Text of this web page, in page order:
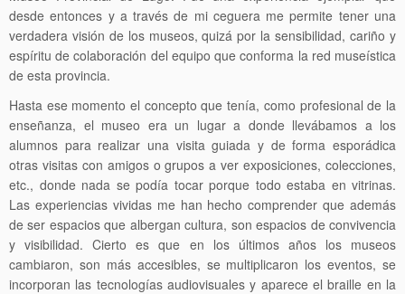
desde entonces y a través de mi ceguera me permite tener una
verdadera visión de los museos, quizá por la sensibilidad, cariño y
espíritu de colaboración del equipo que conforma la red museística
de esta provincia.
Hasta ese momento el concepto que tenía, como profesional de la
enseñanza, el museo era un lugar a donde llevábamos a los
alumnos para realizar una visita guiada y de forma esporádica
otras visitas con amigos o grupos a ver exposiciones, colecciones,
etc., donde nada se podía tocar porque todo estaba en vitrinas.
Las experiencias vividas me han hecho comprender que además
de ser espacios que albergan cultura, son espacios de convivencia
y visibilidad. Cierto es que en los últimos años los museos
cambiaron, son más accesibles, se multiplicaron los eventos, se
incorporan las tecnologías audiovisuales y aparece el braille en la